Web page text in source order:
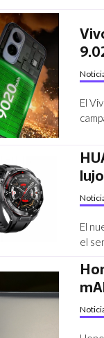
El
El
el